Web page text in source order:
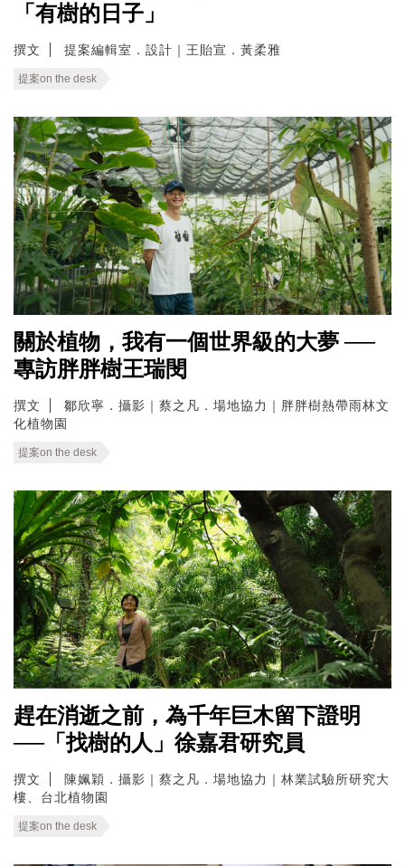
「有樹的日子」
撰文 提案編輯室．設計｜王貽宣．黃柔雅
提案on the desk
關於植物，我有一個世界級的大夢 ──
專訪胖胖樹王瑞閔
撰文
鄒欣寧．攝影｜蔡之凡．場地協力｜胖胖樹熱帶雨林文
化植物園
提案on the desk
趕在消逝之前，為千年巨木留下證明
──「找樹的人」徐嘉君研究員
撰文
陳姵穎．攝影｜蔡之凡．場地協力｜林業試驗所研究大
樓、台北植物園
提案on the desk